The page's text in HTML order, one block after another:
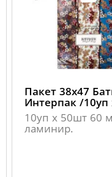
Пакет 38х47
Интерпак /
10уп х 50шт 60
ламинир.